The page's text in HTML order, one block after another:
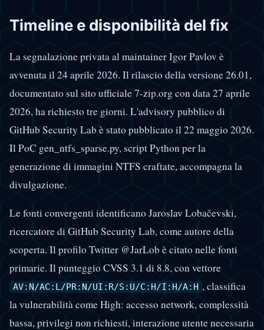
Timeline e disponibilità del fix
La segnalazione privata al maintainer Igor Pavlov è
avvenuta il 24 aprile 2026. Il rilascio della versione 26.01,
documentato sul sito ufficiale 7-zip.org con data 27 aprile
2026, ha richiesto tre giorni. L'advisory pubblico di
GitHub Security Lab è stato pubblicato il 22 maggio 2026.
Il PoC gen_ntfs_sparse.py, script Python per la
generazione di immagini NTFS craftate, accompagna la
divulgazione.
Le fonti convergenti identificano Jaroslav Lobačevski,
ricercatore di GitHub Security Lab, come autore della
scoperta. Il profilo Twitter @JarLob è citato nelle fonti
primarie. Il punteggio CVSS 3.1 di 8.8, con vettore
AV:N/AC:L/PR:N/UI:R/S:U/C:H/I:H/A:H , classifica
la vulnerabilità come High: accesso network, complessità
bassa, privilegi non richiesti, interazione utente necessaria